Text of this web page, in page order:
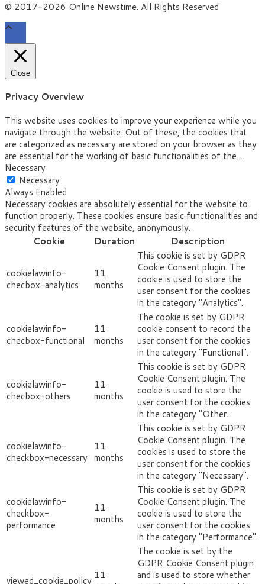
© 2017-2026 Online Newstime. All Rights Reserved
Close
Privacy Overview
This website uses cookies to improve your experience while you
navigate through the website. Out of these, the cookies that
are categorized as necessary are stored on your browser as they
are essential for the working of basic functionalities of the ...
Necessary
Necessary
Always Enabled
Necessary cookies are absolutely essential for the website to
function properly. These cookies ensure basic functionalities and
security features of the website, anonymously.
Cookie
Duration Description
cookielawinfo-
checbox-analytics
11
months
This cookie is set by GDPR
Cookie Consent plugin. The
cookie is used to store the
user consent for the cookies
in the category "Analytics".
cookielawinfo-
checbox-functional
11
months
The cookie is set by GDPR
cookie consent to record the
user consent for the cookies
in the category "Functional".
cookielawinfo-
checbox-others
11
months
This cookie is set by GDPR
Cookie Consent plugin. The
cookie is used to store the
user consent for the cookies
in the category "Other.
cookielawinfo-
checkbox-necessary
11
months
This cookie is set by GDPR
Cookie Consent plugin. The
cookies is used to store the
user consent for the cookies
in the category "Necessary".
cookielawinfo-
checkbox-
performance
11
months
This cookie is set by GDPR
Cookie Consent plugin. The
cookie is used to store the
user consent for the cookies
in the category "Performance".
viewed_cookie_policy 11
The cookie is set by the
GDPR Cookie Consent plugin
and is used to store whether